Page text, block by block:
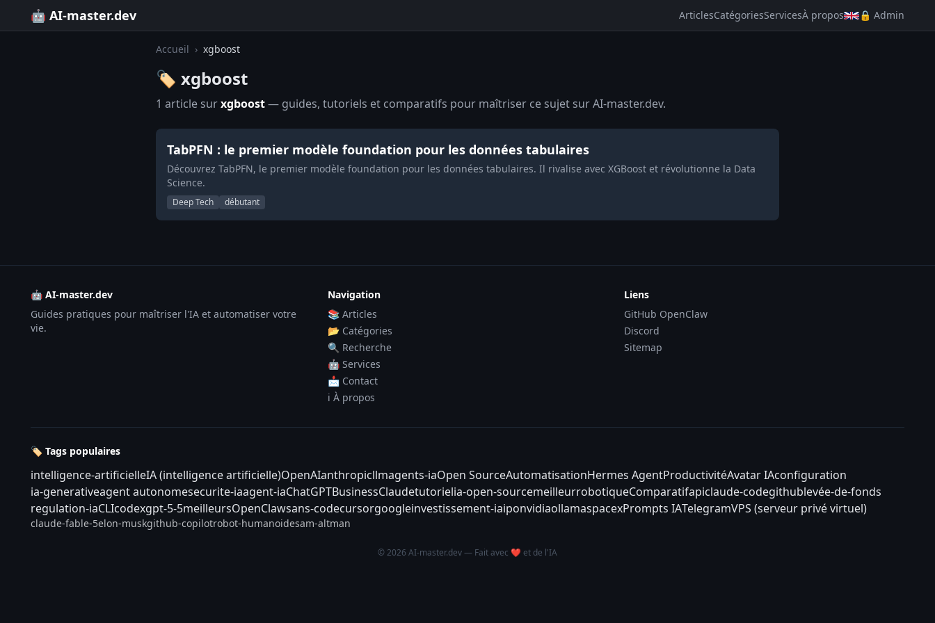
🤖 AI-master.dev ArticlesCatégoriesServicesÀ propos 🔒 Admin
Accueil › xgboost
🏷️ xgboost
1 article surxgboost— guides, tutoriels et comparatifs pour maîtriser ce sujet sur AI-master.dev.
TabPFN : le premier modèle foundation pour les données tabulaires
Découvrez TabPFN, le premier modèle foundation pour les données tabulaires. Il rivalise avec XGBoost et révolutionne la Data
Science.
Deep Tech débutant
🤖 AI-master.dev
Guides pratiques pour maîtriser l'IA et automatiser votre
vie.
Navigation
📚 Articles
📂 Catégories
🔍 Recherche
🤖 Services
📩 Contact
ℹ️ À propos
Liens
GitHub OpenClaw
Discord
Sitemap
🏷️ Tags populaires
intelligence-artificielleIA (intelligence artificielle)OpenAIanthropicllmagents-iaOpen SourceAutomatisationHermes AgentProductivitéAvatar IAconfiguration
ia-generativeagent autonomesecurite-iaagent-iaChatGPTBusinessClaudetutorielia-open-sourcemeilleurrobotiqueComparatifapiclaude-codegithublevée-de-fonds
regulation-iaCLIcodexgpt-5-5meilleursOpenClawsans-codecursorgoogleinvestissement-iaiponvidiaollamaspacexPrompts IATelegramVPS (serveur privé virtuel)
claude-fable-5elon-muskgithub-copilotrobot-humanoidesam-altman
© 2026 AI-master.dev — Fait avec ❤️ et de l'IA